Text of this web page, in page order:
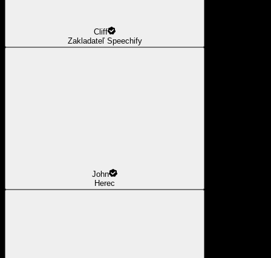
Cliff
Zakladateľ Speechify
John
Herec